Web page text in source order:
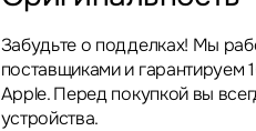
Забудьте о подделках! Мы
поставщиками и гарантируем
Apple. Перед покупкой вы
устройства.